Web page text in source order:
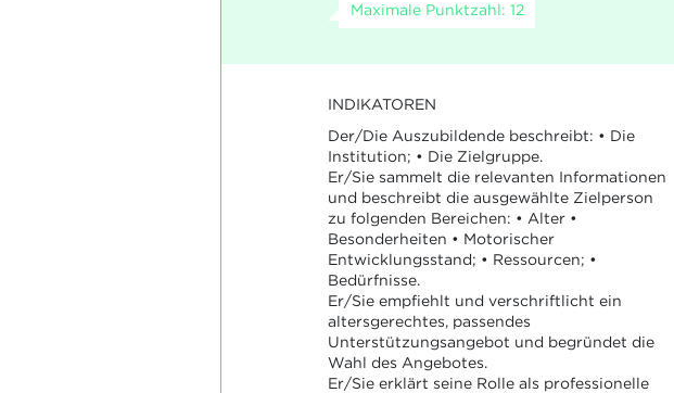
Maximale Punktzahl: 12
INDIKATOREN
Der/Die Auszubildende beschreibt: • Die
Institution; • Die Zielgruppe.
Er/Sie sammelt die relevanten Informationen
und beschreibt die ausgewählte Zielperson
zu folgenden Bereichen: • Alter •
Besonderheiten • Motorischer
Entwicklungsstand; • Ressourcen; •
Bedürfnisse.
Er/Sie empfiehlt und verschriftlicht ein
altersgerechtes, passendes
Unterstützungsangebot und begründet die
Wahl des Angebotes.
Er/Sie erklärt seine Rolle als professionelle